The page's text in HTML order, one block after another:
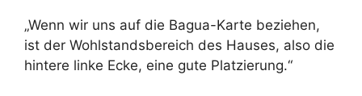
„Wenn wir uns auf die Bagua-Karte beziehen,
ist der Wohlstandsbereich des Hauses, also die
hintere linke Ecke, eine gute Platzierung.“